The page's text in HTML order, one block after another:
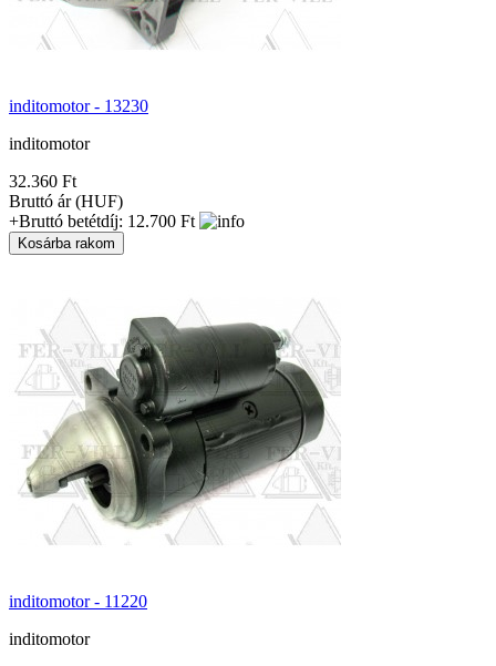
inditomotor - 13230
inditomotor
32.360 Ft
Bruttó ár (HUF)
+Bruttó betétdíj: 12.700 Ft
inditomotor - 11220
inditomotor